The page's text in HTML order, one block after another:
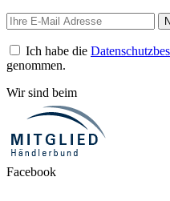
Ich habe die
Wir sind beim